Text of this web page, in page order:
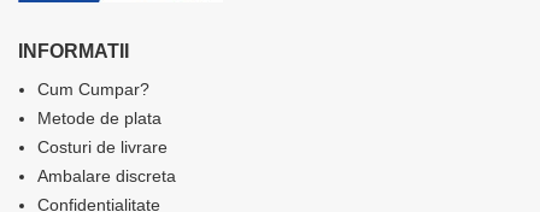
INFORMATII
Cum Cumpar?
Metode de plata
Costuri de livrare
Ambalare discreta
Confidentialitate